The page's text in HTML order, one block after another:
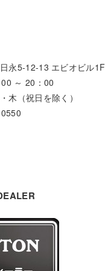
永5-12-13 エビオビル1F
～ 20：00
木（祝日を除く）